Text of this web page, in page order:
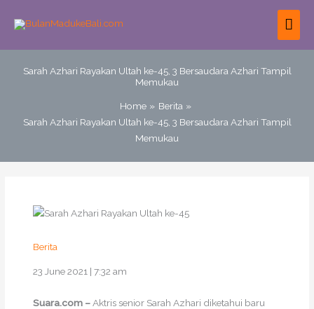
Sarah Azhari Rayakan Ultah ke-45, 3 Bersaudara Azhari Tampil
Memukau
Home
Berita
Sarah Azhari Rayakan Ultah ke-45, 3 Bersaudara Azhari Tampil
Memukau
Berita
23 June 2021 | 7:32 am
Suara.com – Aktris senior Sarah Azhari diketahui baru